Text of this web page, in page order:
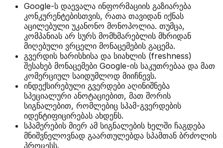
Google-ს დაევალა ინფორმაციის გაზიარება
კონკურენტებისთვის, რათა თავიდან იქნას
აცილებული უკანონო მონოპოლია. თუმცა,
კომპანიას არ სურს მომხმარებლის მხრიდან
მიღებული ვრცელი მონაცემების გაცემა.
გვერდის ხარისხისა და სიახლის (freshness)
შესახებ მონაცემები Google-ის საკუთრებაა და მათ
კომერციულ საიდუმლოდ მიიჩნევს.
ინდექსირებული გვერდები აღინიშნება
სპეციალური ანოტაციებით, მათ შორის
სიგნალებით, რომლებიც სპამ-გვერდების
იდენტიფიცირებას ახდენს.
სპამერების მიერ ამ სიგნალების ხელში ჩაგდება
მნიშვნელოვნად გაართულებდა სპამთან ბრძოლის
პროცესს.